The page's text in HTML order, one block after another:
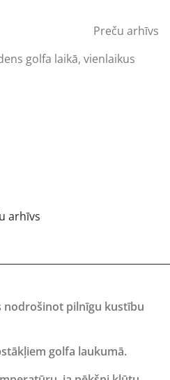
Preču arhīvs
golfa laikā, vienlaikus
arhīvs
nodrošinot pilnīgu kustību
golfa laukumā.